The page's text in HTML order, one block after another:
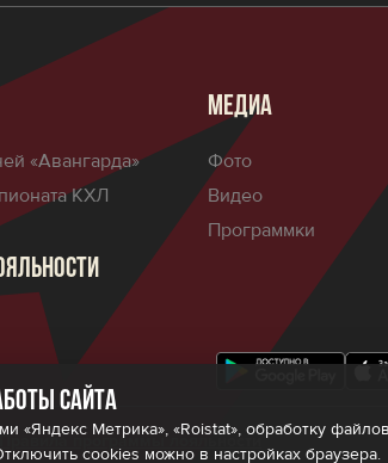
«Авангарда»
КХЛ
МЕДИА
Фото
Видео
Программки
Правила программы лояльности
сайта
«Яндекс Метрика», «Roistat», обработку
cookies можно в настройках браузера.